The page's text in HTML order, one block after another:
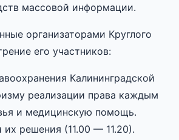
массовой информации.
организаторами Круглого
его участников:
Калининградской
реализации права каждым
и медицинскую помощь.
решения (11.00 — 11.20).